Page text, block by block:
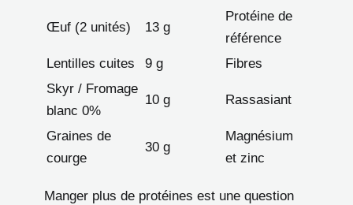
Œuf (2 unités) 13 g
Protéine de
référence
Lentilles cuites
9 g
Fibres
Skyr / Fromage
blanc 0%
10 g Rassasiant
Graines de
courge
30 g
Magnésium
et zinc
Manger plus de protéines est une question